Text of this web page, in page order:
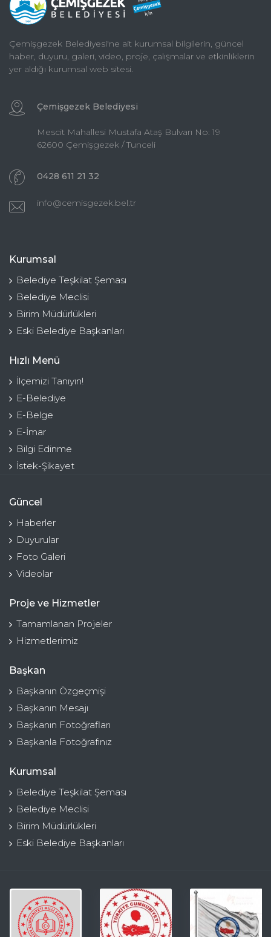
Çemişgezek Belediyesi'ne ait kurumsal bilgilerin, güncel
haber, duyuru, galeri, video, proje, çalışmalar ve etkinliklerin
yer aldığı kurumsal web sitesi.
Çemişgezek Belediyesi
Mescit Mahallesi Mustafa Ataş Bulvarı No: 19
62600 Çemişgezek / Tunceli
0428 611 21 32
info@cemisgezek.bel.tr
Kurumsal
Belediye Teşkilat Şeması
Belediye Meclisi
Birim Müdürlükleri
Eski Belediye Başkanları
Hızlı Menü
İlçemizi Tanıyın!
E-Belediye
E-Belge
E-İmar
Bilgi Edinme
İstek-Şikayet
Güncel
Haberler
Duyurular
Foto Galeri
Videolar
Proje ve Hizmetler
Tamamlanan Projeler
Hizmetlerimiz
Başkan
Başkanın Özgeçmişi
Başkanın Mesajı
Başkanın Fotoğrafları
Başkanla Fotoğrafınız
Kurumsal
Belediye Teşkilat Şeması
Belediye Meclisi
Birim Müdürlükleri
Eski Belediye Başkanları